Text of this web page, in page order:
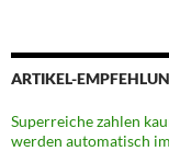
ARTIKEL-
Superreiche zahlen
werden automatisch